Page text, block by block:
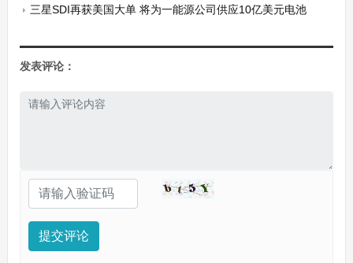
三星SDI再获美国大单 将为一能源公司供应10亿美元电池
发表评论：
提交评论